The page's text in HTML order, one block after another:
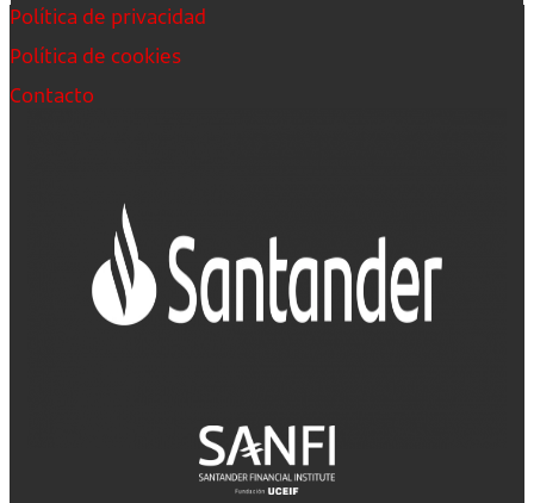
Política de privacidad
Política de cookies
Contacto